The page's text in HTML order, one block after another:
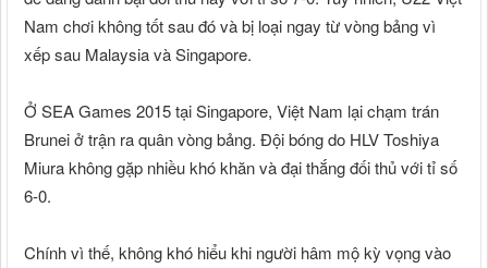
Nam chơi không tốt sau đó và bị loại ngay từ vòng bảng vì
xếp sau Malaysia và Singapore.
Ở SEA Games 2015 tại Singapore, Việt Nam lại chạm trán
Brunei ở trận ra quân vòng bảng. Đội bóng do HLV Toshiya
Miura không gặp nhiều khó khăn và đại thắng đối thủ với tỉ số
6-0.
Chính vì thế, không khó hiểu khi người hâm mộ kỳ vọng vào